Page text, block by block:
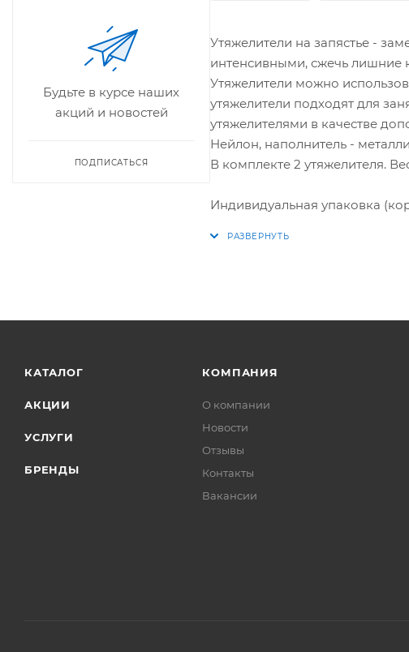
Утяжелители на запястье -
интенсивными, сжечь лишние
Утяжелители можно
утяжелители подходят для
утяжелителями в качестве
Нейлон, наполнитель -
В комплекте 2 утяжелителя.
Индивидуальная упаковка
Будьте в курсе наших
акций и новостей
ПОДПИСАТЬСЯ
КАТАЛОГ
АКЦИИ
УСЛУГИ
БРЕНДЫ
КОМПАНИЯ
О компании
Новости
Отзывы
Контакты
Вакансии